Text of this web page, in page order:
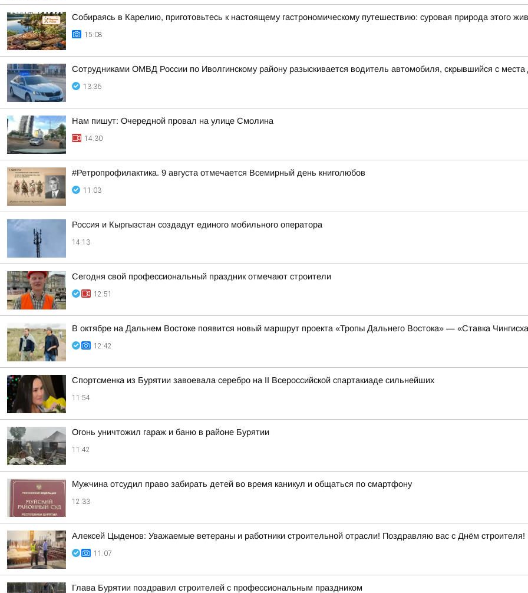
Собираясь в Карелию, приготовьтесь к настоящему гастрономическому путешествию: суровая природа этого
15:08
Сотрудниками ОМВД России по Иволгинскому району разыскивается водитель автомобиля, скрывшийся с
13:36
Нам пишут: Очередной провал на улице Смолина
14:30
#Ретропрофилактика. 9 августа отмечается Всемирный день книголюбов
11:03
Россия и Кыргызстан создадут единого мобильного оператора
14:13
Сегодня свой профессиональный праздник отмечают строители
12:51
В октябре на Дальнем Востоке появится новый маршрут проекта «Тропы Дальнего Востока» — «Ставка
12:42
Спортсменка из Бурятии завоевала серебро на II Всероссийской спартакиаде сильнейших
11:54
Огонь уничтожил гараж и баню в районе Бурятии
11:42
Мужчина отсудил право забирать детей во время каникул и общаться по смартфону
12:33
Алексей Цыденов: Уважаемые ветераны и работники строительной отрасли! Поздравляю вас с Днём строителя!
11:07
Глава Бурятии поздравил строителей с профессиональным праздником